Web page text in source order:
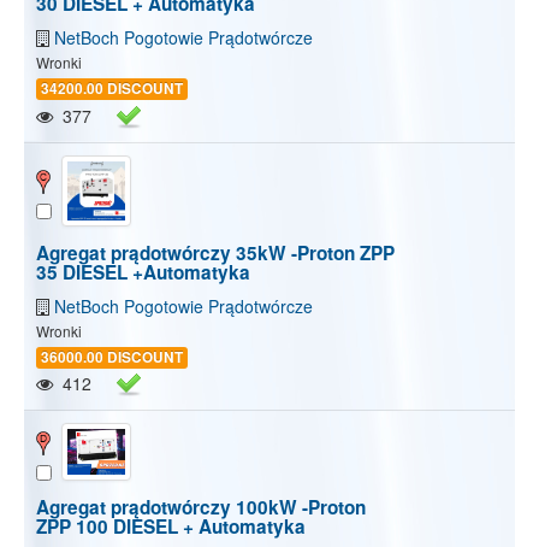
Show/Hide map Show/Hide all
NetBoch Pogotowie Prądotwórcze
Wronki
34200.00 DISCOUNT
377
Agregat prądotwórczy 35kW -Proton ZPP
35 DIESEL +Automatyka
NetBoch Pogotowie Prądotwórcze
Wronki
36000.00 DISCOUNT
412
Agregat prądotwórczy 100kW -Proton
ZPP 100 DIESEL + Automatyka